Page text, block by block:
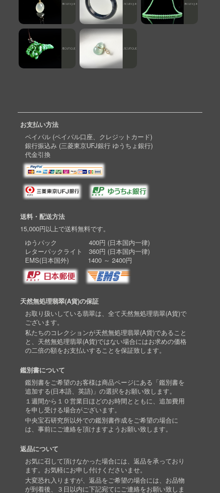
お支払い方法
ペイパル (ペイパル口座、クレジットカード)
銀行振込み (三菱東京UFJ銀行 ゆうちょ銀行)
代金引換
送料・配送方法
15,000円以上で送料無料です。
ゆうパック 400円 (日本国内一律)
レターパックライト 360円 (日本国内一律)
EMS(日本国外) 1400 ～ 2400円
天然無処理翡翠(A貨)の保証
お取り扱いしている翡翠は、全て天然無処理翡翠(A貨)で
ございます。
私たちのコレクションが天然無処理翡翠(A貨)であること
と、天然無処理翡翠(A貨)ではない場合にはお求めの価格
の二倍の額をお支払いすることを保証致します。
鑑別書について
鑑別書をご希望のお客様は商品ページにある「鑑別書を
追加する(日本語、英語)」の選択をお願い致します。
１週間から１０営業日ほどのお時間とともに、追加費用
を申し受ける場合がございます。
中央宝石研究所以外での鑑別書作成をご希望の場合に
は、事前にご連絡を頂けますようお願い致します。
返品について
お気に召して頂けなかった場合には、返品を承っており
ます。お気軽にお申し付けくださいませ。
大変恐れ入りますが、返品をご希望の場合には、お品物
が到着後、３日以内に下記宛てにご連絡をお願い致しま